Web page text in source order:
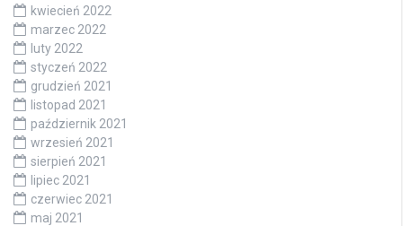
kwiecień 2022
marzec 2022
luty 2022
styczeń 2022
grudzień 2021
listopad 2021
październik 2021
wrzesień 2021
sierpień 2021
lipiec 2021
czerwiec 2021
maj 2021